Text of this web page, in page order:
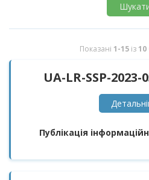
Показані 1-15 із 10
UA-LR-SSP-2023-
Публікація